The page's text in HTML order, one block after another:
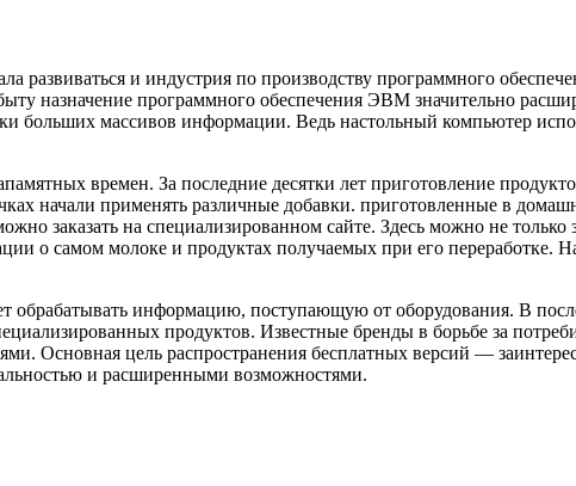
развиваться и индустрия по производству программного
назначение программного обеспечения ЭВМ значительно
больших массивов информации. Ведь настольный компьютер
времен. За последние десятки лет приготовление
начали применять различные добавки. приготовленные в
заказать на специализированном сайте. Здесь можно не только
о самом молоке и продуктах получаемых при его переработке.
информацию, поступающую от оборудования. В
продуктов. Известные бренды в борьбе за
Основная цель распространения бесплатных версий —
и расширенными возможностями.